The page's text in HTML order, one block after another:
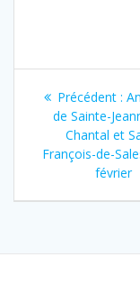
l’article
Précédent :
de Sainte-
Chantal et
François-de-
février